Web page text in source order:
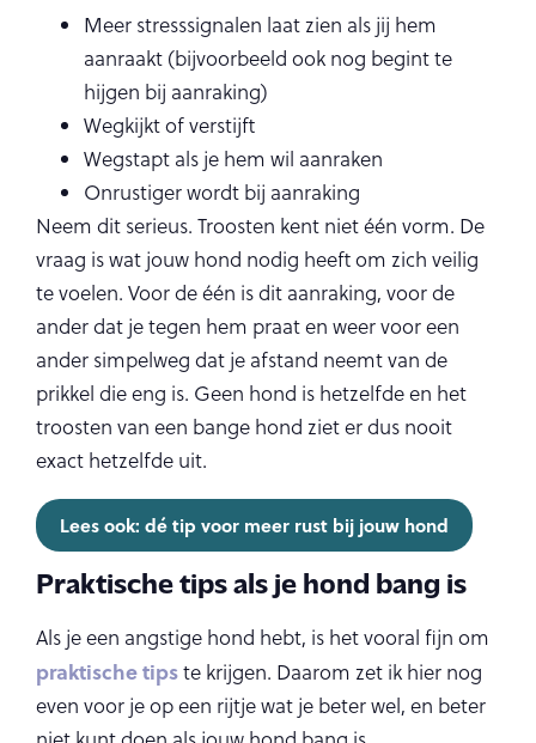
Meer stresssignalen laat zien als jij hem
aanraakt (bijvoorbeeld ook nog begint te
hijgen bij aanraking)
Wegkijkt of verstijft
Wegstapt als je hem wil aanraken
Onrustiger wordt bij aanraking
Neem dit serieus. Troosten kent niet één vorm. De
vraag is wat jouw hond nodig heeft om zich veilig
te voelen. Voor de één is dit aanraking, voor de
ander dat je tegen hem praat en weer voor een
ander simpelweg dat je afstand neemt van de
prikkel die eng is. Geen hond is hetzelfde en het
troosten van een bange hond ziet er dus nooit
exact hetzelfde uit.
Lees ook: dé tip voor meer rust bij jouw hond
Praktische tips als je hond bang is
Als je een angstige hond hebt, is het vooral fijn om
praktische tipste krijgen. Daarom zet ik hier nog
even voor je op een rijtje wat je beter wel, en beter